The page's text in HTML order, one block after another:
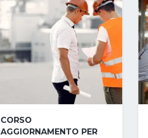
CORSO
AGGIORNAMENTO PER